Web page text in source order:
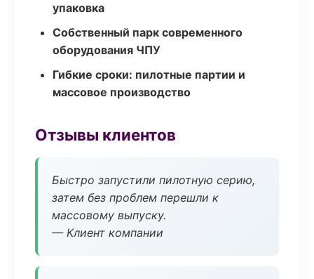
упаковка
Собственный парк современного
оборудования ЧПУ
Гибкие сроки: пилотные партии и
массовое производство
Отзывы клиентов
Быстро запустили пилотную серию,
затем без проблем перешли к
массовому выпуску.
— Клиент компании